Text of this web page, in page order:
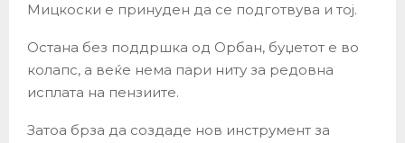
Мицкоски е принуден да се подготвува и тој.
Остана без поддршка од Орбан, буџетот е во
колапс, а веќе нема пари ниту за редовна
исплата на пензиите.
Затоа брза да создаде нов инструмент за